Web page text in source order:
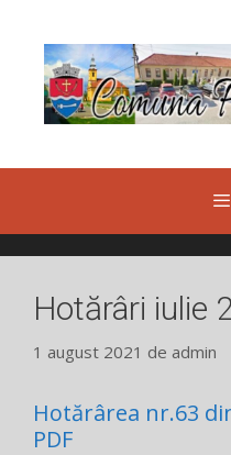
conținut
Hotărâri iulie
1 august 2021 de admin
Hotărârea nr.63
PDF